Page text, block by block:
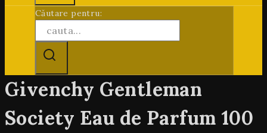
Căutare pentru:
Givenchy Gentleman
Society Eau de Parfum 100